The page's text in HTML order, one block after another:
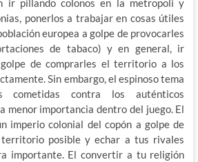
ir pillando colonos en la metropoli y
ponerlos a trabajar en cosas útiles
europea a golpe de provocarles
de tabaco) y en general, ir
de comprarles el territorio a los
Sin embargo, el espinoso tema
cometidas contra los auténticos
menor importancia dentro del juego. El
imperio colonial del copón a golpe de
posible y echar a tus rivales
importante. El convertir a tu religión